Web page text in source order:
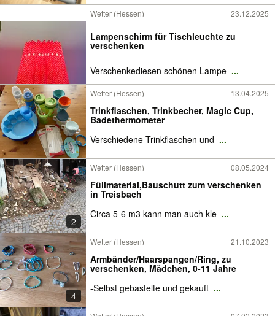
Wetter (Hessen) 23.12.2025
Lampenschirm für Tischleuchte zu
verschenken
Verschenkediesen schönen Lampe ...
Wetter (Hessen) 13.04.2025
Trinkflaschen, Trinkbecher, Magic Cup,
Badethermometer
Verschiedene Trinkflaschen und ...
2
Wetter (Hessen) 08.05.2024
Füllmaterial,Bauschutt zum verschenken
in Treisbach
Circa 5-6 m3 kann man auch kle ...
4
Wetter (Hessen) 21.10.2023
Armbänder/Haarspangen/Ring, zu
verschenken, Mädchen, 0-11 Jahre
-Selbst gebastelte und gekauft ...